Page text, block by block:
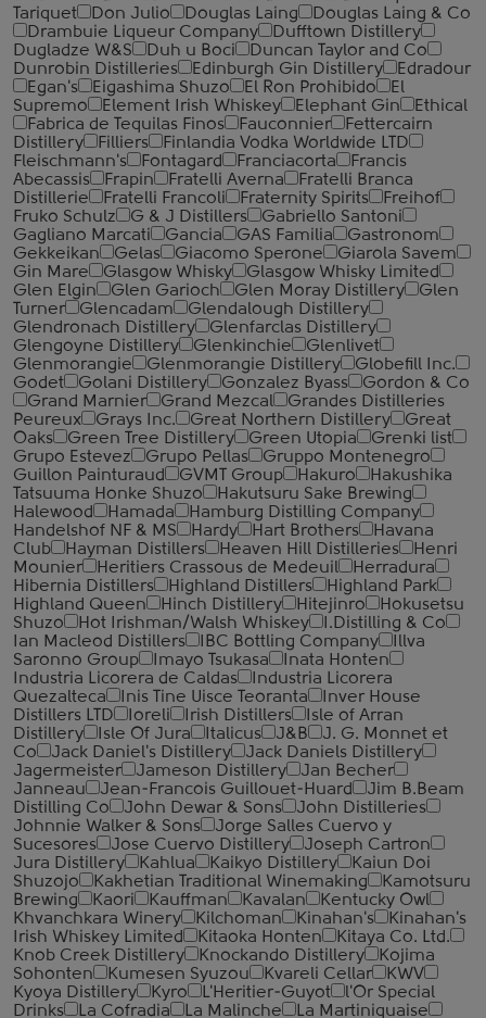
Tariquet
Don Julio Douglas Laing
Douglas Laing & Co
Drambuie Liqueur Company
Dufftown Distillery
Dugladze W&S
Duh u Boci
Duncan Taylor and Co
Dunrobin Distilleries
Edinburgh Gin Distillery
Edradour
Egan's
Eigashima Shuzo El Ron Prohibido
El
Supremo
Element Irish Whiskey Elephant Gin
Ethical
Fabrica de Tequilas Finos
Fauconnier
Fettercairn
Distillery
Filliers
Finlandia Vodka Worldwide LTD
Fleischmann's
Fontagard Franciacorta
Francis
Abecassis
Frapin Fratelli Averna
Fratelli Branca
Distillerie
Fratelli ‎Francoli Fraternity Spirits
Freihof
Fruko Schulz
G & J Distillers
Gabriello Santoni
Gagliano Marcati
Gancia GAS Familia
Gastronom
Gekkeikan
Gelas Giacomo Sperone
Giarola Savem
Gin Mare
Glasgow Whisky
Glasgow Whisky Limited
Glen Elgin
Glen Garioch Glen Moray Distillery
Glen
Turner
Glencadam
Glendalough Distillery
Glendronach Distillery
Glenfarclas Distillery
Glengoyne Distillery
Glenkinchie
Glenlivet
Glenmorangie
Glenmorangie Distillery
Globefill Inc.
Godet
Golani Distillery Gonzalez Byass
Gordon & Co
Grand Marnier
Grand Mezcal
Grandes Distilleries
Peureux
Grays Inc. Great Northern Distillery
Great
Oaks
Green Tree Distillery Green Utopia
Grenki list
Grupo Estevez
Grupo Pellas
Gruppo Montenegro
Guillon Painturaud
GVMT Group Hakuro
Hakushika
Tatsuuma Honke Shuzo
Hakutsuru Sake Brewing
Halewood
Hamada
Hamburg Distilling Company
Handelshof NF & MS
Hardy Hart Brothers
Havana
Club
Hayman Distillers Heaven Hill Distilleries
Henri
Mounier
Heritiers Crassous de Medeuil
Herradura
Hibernia Distillers
Highland Distillers
Highland Park
Highland Queen
Hinch Distillery Hitejinro
Hokusetsu
Shuzo
Hot Irishman/Walsh Whiskey
I.Distilling & Co
Ian Macleod Distillers
IBC Bottling Company
Illva
Saronno Group
Imayo Tsukasa
Inata Honten
Industria Licorera de Caldas
Industria Licorera
Quezalteca
Inis Tine Uisce Teoranta
Inver House
Distillers LTD
Ioreli Irish Distillers
Isle of Arran
Distillery
Isle Of Jura Italicus J&B
J. G. Monnet et
Co
Jack Daniel's Distillery
Jack Daniels Distillery
Jagermeister
Jameson Distillery
Jan Becher
Janneau
Jean-Francois Guillouet-Huard
Jim B.Beam
Distilling Co
John Dewar & Sons
John Distilleries
Johnnie Walker & Sons
Jorge Salles Cuervo y
Sucesores
Jose Cuervo Distillery
Joseph Cartron
Jura Distillery
Kahlua Kaikyo Distillery
Kaiun Doi
Shuzojo
Kakhetian Traditional Winemaking
Kamotsuru
Brewing
Kaori Kauffman Kavalan
Kentucky Owl
Khvanchkara Winery
Kilchoman Kinahan's
Kinahan's
Irish Whiskey Limited
Kitaoka Honten
Kitaya Co. Ltd.
Knob Creek Distillery
Knockando Distillery
Kojima
Sohonten
Kumesen Syuzou Kvareli Cellar
KWV
Kyoya Distillery
Kyro L'Heritier-Guyot
l'Or Special
Drinks
La Cofradia La Malinche
La Martiniquaise